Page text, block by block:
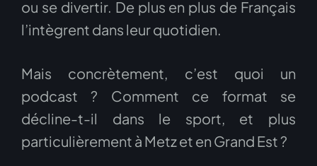
ou se divertir. De plus en plus de Français
l’intègrent dans leur quotidien.
Mais concrètement, c’est quoi un
podcast ? Comment ce format se
décline-t-il dans le sport, et plus
particulièrement à Metz et en Grand Est ?